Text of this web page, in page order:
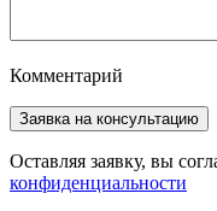
Комментарий
Оставляя заявку, вы
конфиденциальности